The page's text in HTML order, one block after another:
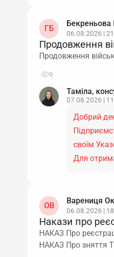
ГБ
Бекреньова
06.08.2026 |
Продовження
Продовження
9
Таміла,
07.08.2026 |
Добрий
своїм
Для
ОВ
Варениця
06.08.2026 |
Накази про
НАКАЗ Про
НАКАЗ Про зняття